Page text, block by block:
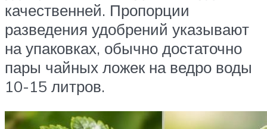
качественней. Пропорции
разведения удобрений указывают
на упаковках, обычно достаточно
пары чайных ложек на ведро воды
10-15 литров.